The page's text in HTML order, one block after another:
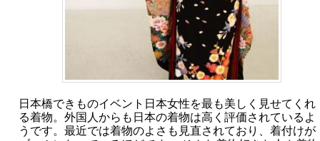
日本橋できものイベント日本女性を最も美しく見せてくれ
る着物。外国人からも日本の着物は高く評価されているよ
うです。最近では着物のよさも見直されており、着付けが